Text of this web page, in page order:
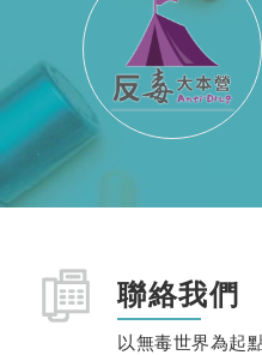
聯絡我們
以無毒世界為起